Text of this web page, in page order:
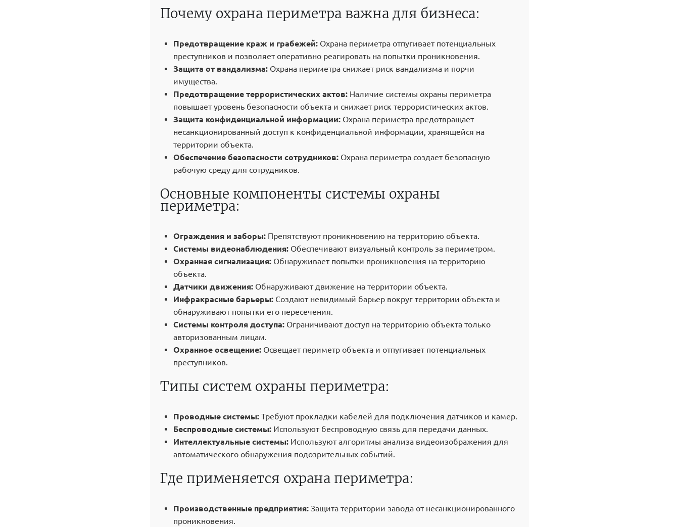
Почему охрана периметра важна для бизнеса:
Предотвращение краж и грабежей: Охрана периметра отпугивает потенциальных
преступников и позволяет оперативно реагировать на попытки проникновения.
Защита от вандализма: Охрана периметра снижает риск вандализма и порчи
имущества.
Предотвращение террористических актов: Наличие системы охраны периметра
повышает уровень безопасности объекта и снижает риск террористических актов.
Защита конфиденциальной информации: Охрана периметра предотвращает
несанкционированный доступ к конфиденциальной информации, хранящейся на
территории объекта.
Обеспечение безопасности сотрудников: Охрана периметра создает безопасную
рабочую среду для сотрудников.
Основные компоненты системы охраны
периметра:
Ограждения и заборы: Препятствуют проникновению на территорию объекта.
Системы видеонаблюдения: Обеспечивают визуальный контроль за периметром.
Охранная сигнализация: Обнаруживает попытки проникновения на территорию
объекта.
Датчики движения: Обнаруживают движение на территории объекта.
Инфракрасные барьеры: Создают невидимый барьер вокруг территории объекта и
обнаруживают попытки его пересечения.
Системы контроля доступа: Ограничивают доступ на территорию объекта только
авторизованным лицам.
Охранное освещение: Освещает периметр объекта и отпугивает потенциальных
преступников.
Типы систем охраны периметра:
Проводные системы: Требуют прокладки кабелей для подключения датчиков и камер.
Беспроводные системы: Используют беспроводную связь для передачи данных.
Интеллектуальные системы: Используют алгоритмы анализа видеоизображения для
автоматического обнаружения подозрительных событий.
Где применяется охрана периметра:
Производственные предприятия: Защита территории завода от несанкционированного
проникновения.